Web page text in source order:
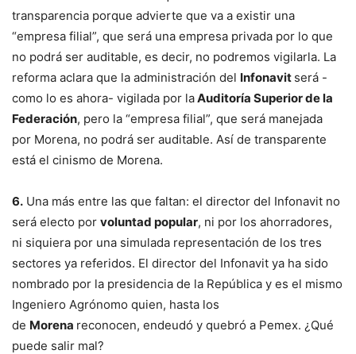
transparencia porque advierte que va a existir una
“empresa filial”, que será una empresa privada por lo que
no podrá ser auditable, es decir, no podremos vigilarla. La
reforma aclara que la administración del Infonavit será -
como lo es ahora- vigilada por laAuditoría Superior de la
Federación, pero la “empresa filial”, que será manejada
por Morena, no podrá ser auditable. Así de transparente
está el cinismo de Morena.
6. Una más entre las que faltan: el director del Infonavit no
será electo por voluntad popular, ni por los ahorradores,
ni siquiera por una simulada representación de los tres
sectores ya referidos. El director del Infonavit ya ha sido
nombrado por la presidencia de la República y es el mismo
Ingeniero Agrónomo quien, hasta los
de Morena reconocen, endeudó y quebró a Pemex. ¿Qué
puede salir mal?